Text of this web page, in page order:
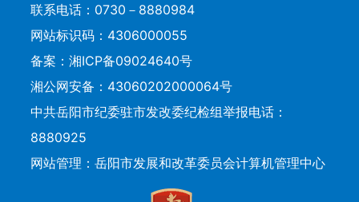
联系电话：0730－8880984
网站标识码：4306000055
备案： 湘ICP备09024640号
湘公网安备：43060202000064号
中共岳阳市纪委驻市发改委纪检组举报电话：
8880925
网站管理：岳阳市发展和改革委员会计算机管理中心